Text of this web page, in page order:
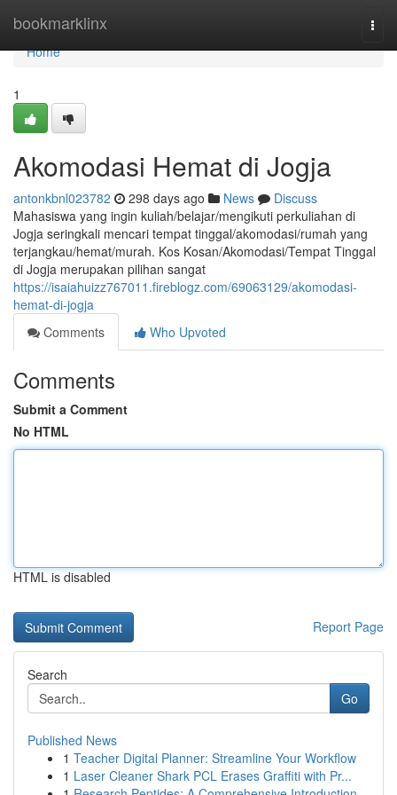
bookmarklinx
Home
Home
1
Akomodasi Hemat di Jogja
antonkbnl023782 298 days ago News
Discuss
Mahasiswa yang ingin kuliah/belajar/mengikuti perkuliahan di
Jogja seringkali mencari tempat tinggal/akomodasi/rumah yang
terjangkau/hemat/murah. Kos Kosan/Akomodasi/Tempat Tinggal
di Jogja merupakan pilihan sangat
https://isaiahuizz767011.fireblogz.com/69063129/akomodasi-
hemat-di-jogja
Comments
Who Upvoted
Comments
Submit a Comment
No HTML
HTML is disabled
Report Page
Search
Go
Published News
1 Teacher Digital Planner: Streamline Your Workflow
1 Laser Cleaner Shark PCL Erases Graffiti with Pr...